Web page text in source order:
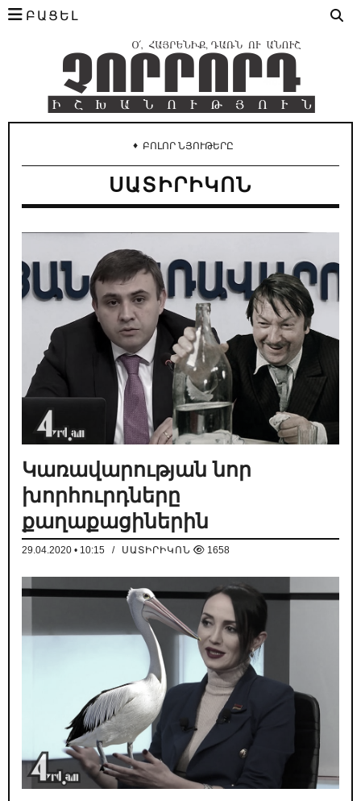
ԲԱՑԵԼ
♦ ԲՈԼՈՐ ՆՅՈՒԹԵՐԸ
ՍԱՏԻՐԻԿՈՆ
Կառավարության նոր
խորհուրդները
քաղաքացիներին
29.04.2020 • 10:15 / ՍԱՏԻՐԻԿՈՆ 1658